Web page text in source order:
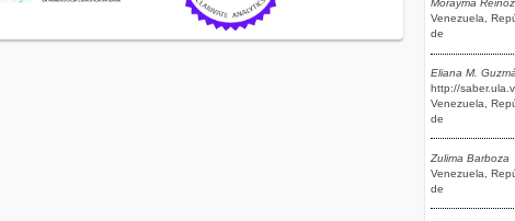
Morayma
Venezuela,
de
Eliana M.
http://
Venezuela,
de
Zulima Barboza
Venezuela,
de